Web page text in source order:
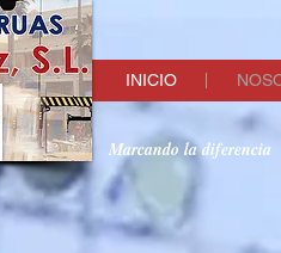
INICIO
Marcando la diferencia